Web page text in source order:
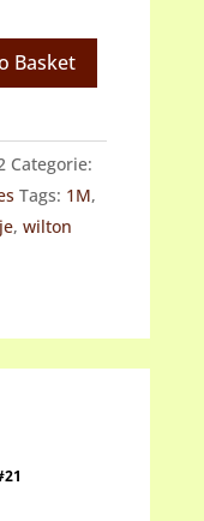
Basket
Categorie:
Tags: 1M,
, wilton